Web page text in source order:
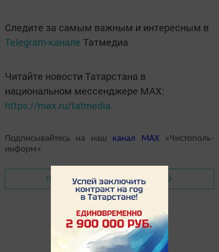
Следите за самым важным и интересным в
Telegram-канале Татмедиа
Читайте новости Татарстана в
национальном мессенджере MАХ:
https://max.ru/tatmedia
Подписывайтесь на наш канал MAX«Чистополь-
информ»
Перейти на страницу новости